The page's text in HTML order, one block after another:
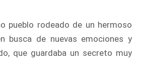
pueblo rodeado de un hermoso
busca de nuevas emociones y
que guardaba un secreto muy